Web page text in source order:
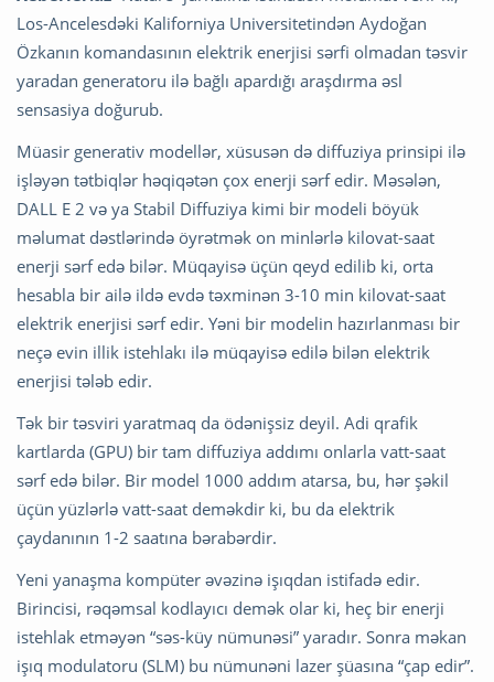
Los-Ancelesdəki Kaliforniya Universitetindən Aydoğan
Özkanın komandasının elektrik enerjisi sərfi olmadan təsvir
yaradan generatoru ilə bağlı apardığı araşdırma əsl
sensasiya doğurub.
Müasir generativ modellər, xüsusən də diffuziya prinsipi ilə
işləyən tətbiqlər həqiqətən çox enerji sərf edir. Məsələn,
DALL E 2 və ya Stabil Diffuziya kimi bir modeli böyük
məlumat dəstlərində öyrətmək on minlərlə kilovat-saat
enerji sərf edə bilər. Müqayisə üçün qeyd edilib ki, orta
hesabla bir ailə ildə evdə təxminən 3-10 min kilovat-saat
elektrik enerjisi sərf edir. Yəni bir modelin hazırlanması bir
neçə evin illik istehlakı ilə müqayisə edilə bilən elektrik
enerjisi tələb edir.
Tək bir təsviri yaratmaq da ödənişsiz deyil. Adi qrafik
kartlarda (GPU) bir tam diffuziya addımı onlarla vatt-saat
sərf edə bilər. Bir model 1000 addım atarsa, bu, hər şəkil
üçün yüzlərlə vatt-saat deməkdir ki, bu da elektrik
çaydanının 1-2 saatına bərabərdir.
Yeni yanaşma kompüter əvəzinə işıqdan istifadə edir.
Birincisi, rəqəmsal kodlayıcı demək olar ki, heç bir enerji
istehlak etməyən “səs-küy nümunəsi” yaradır. Sonra məkan
işıq modulatoru (SLM) bu nümunəni lazer şüasına “çap edir”.